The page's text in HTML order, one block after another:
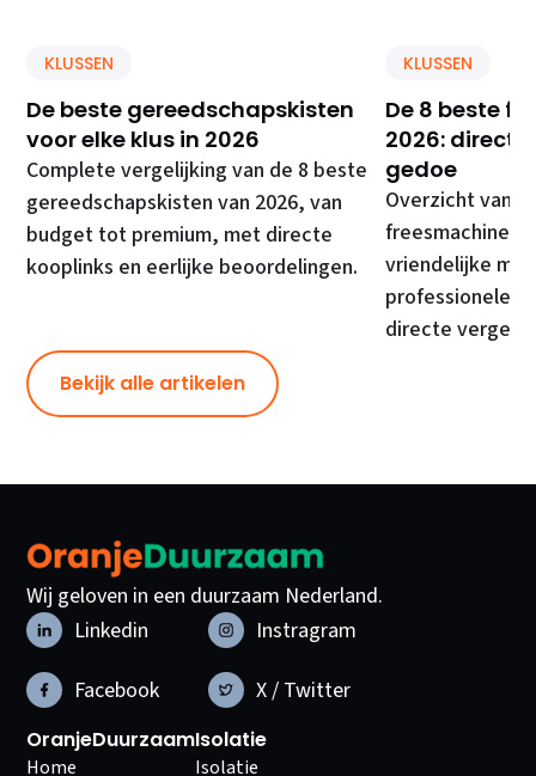
KLUSSEN
De beste gereedschapskisten
voor elke klus in 2026
Complete vergelijking van de 8 beste
gereedschapskisten van 2026, van
budget tot premium, met directe
kooplinks en eerlijke beoordelingen.
KLUSSEN
De 8 beste
2026: direct
gedoe
Overzicht van
freesmachines,
vriendelijke
professionele
directe
Bekijk alle artikelen
Wij geloven in een duurzaam Nederland.
Linkedin
Instragram
Facebook
X / Twitter
OranjeDuurzaam
Home
Isolatie
Isolatie